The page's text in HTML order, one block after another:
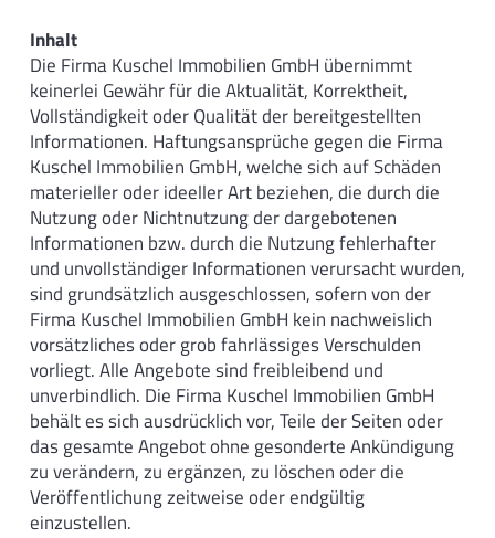
Inhalt
Die Firma Kuschel Immobilien GmbH übernimmt
keinerlei Gewähr für die Aktualität, Korrektheit,
Vollständigkeit oder Qualität der bereitgestellten
Informationen. Haftungsansprüche gegen die Firma
Kuschel Immobilien GmbH, welche sich auf Schäden
materieller oder ideeller Art beziehen, die durch die
Nutzung oder Nichtnutzung der dargebotenen
Informationen bzw. durch die Nutzung fehlerhafter
und unvollständiger Informationen verursacht wurden,
sind grundsätzlich ausgeschlossen, sofern von der
Firma Kuschel Immobilien GmbH kein nachweislich
vorsätzliches oder grob fahrlässiges Verschulden
vorliegt. Alle Angebote sind freibleibend und
unverbindlich. Die Firma Kuschel Immobilien GmbH
behält es sich ausdrücklich vor, Teile der Seiten oder
das gesamte Angebot ohne gesonderte Ankündigung
zu verändern, zu ergänzen, zu löschen oder die
Veröffentlichung zeitweise oder endgültig
einzustellen.